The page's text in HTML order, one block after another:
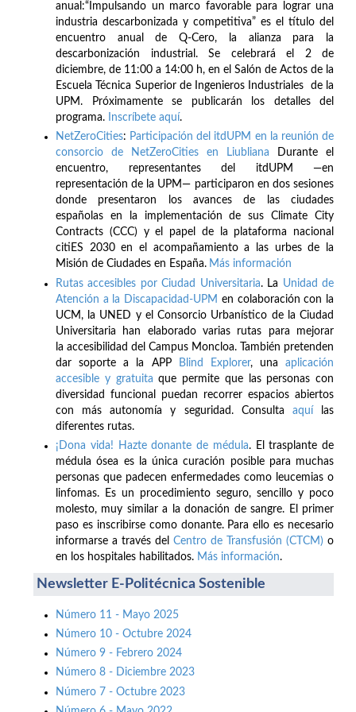
anual:“Impulsando un marco favorable para lograr una
industria descarbonizada y competitiva” es el título del
encuentro anual de Q-Cero, la alianza para la
descarbonización industrial. Se celebrará el 2 de
diciembre, de 11:00 a 14:00 h, en el Salón de Actos de la
Escuela Técnica Superior de Ingenieros Industriales de la
UPM. Próximamente se publicarán los detalles del
programa.
Inscríbete aquí.
NetZeroCities: Participación del itdUPM en la reunión de
consorcio de NetZeroCities en Liubliana Durante el
encuentro, representantes del itdUPM —en
representación de la UPM— participaron en dos sesiones
donde presentaron los avances de las ciudades
españolas en la implementación de sus Climate City
Contracts (CCC) y el papel de la plataforma nacional
citiES 2030 en el acompañamiento a las urbes de la
Misión de Ciudades en España. Más información
Rutas accesibles por Ciudad Universitaria. La Unidad de
Atención a la Discapacidad-UPM en colaboración con la
UCM, la UNED y el Consorcio Urbanístico de la Ciudad
Universitaria han elaborado varias rutas para mejorar
la accesibilidad del Campus Moncloa. También pretenden
dar soporte a la APP
Blind Explorer, una aplicación
accesible y gratuita que permite que las personas con
diversidad funcional puedan recorrer espacios abiertos
con más autonomía y seguridad. Consulta aquílas
diferentes rutas.
¡Dona vida! Hazte donante de médula. El trasplante de
médula ósea es la única curación posible para muchas
personas que padecen enfermedades como leucemias o
linfomas. Es un procedimiento seguro, sencillo y poco
molesto, muy similar a la donación de sangre. El primer
paso es inscribirse como donante. Para ello es necesario
informarse a través del Centro de Transfusión (CTCM) o
en los hospitales habilitados. Más información.
Newsletter E-Politécnica Sostenible
Número 11 - Mayo 2025
Número 10 - Octubre 2024
Número 9 - Febrero 2024
Número 8 - Diciembre 2023
Número 7 - Octubre 2023